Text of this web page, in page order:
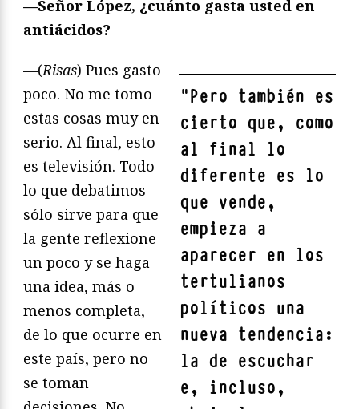
—Señor López, ¿cuánto gasta usted en
antiácidos?
"Pero también es
cierto que, como
al final lo
diferente es lo
que vende,
empieza a
aparecer en los
tertulianos
políticos una
nueva tendencia:
la de escuchar
e, incluso,
—(Risas) Pues gasto
poco. No me tomo
estas cosas muy en
serio. Al final, esto
es televisión. Todo
lo que debatimos
sólo sirve para que
la gente reflexione
un poco y se haga
una idea, más o
menos completa,
de lo que ocurre en
este país, pero no
se toman